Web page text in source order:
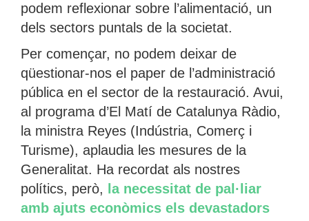
podem reflexionar sobre l’alimentació, un
dels sectors puntals de la societat.
Per començar, no podem deixar de
qüestionar-nos el paper de l’administració
pública en el sector de la restauració. Avui,
al programa d’El Matí de Catalunya Ràdio,
la ministra Reyes (Indústria, Comerç i
Turisme), aplaudia les mesures de la
Generalitat. Ha recordat als nostres
polítics, però,
la necessitat de pal·liar
amb ajuts econòmics els devastadors